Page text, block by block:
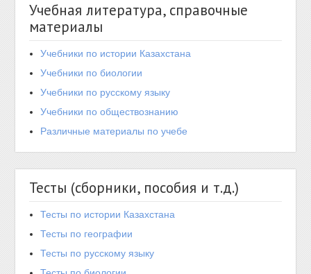
Учебная литература, справочные
материалы
Учебники по истории Казахстана
Учебники по биологии
Учебники по русскому языку
Учебники по обществознанию
Различные материалы по учебе
Тесты (сборники, пособия и т.д.)
Тесты по истории Казахстана
Тесты по географии
Тесты по русскому языку